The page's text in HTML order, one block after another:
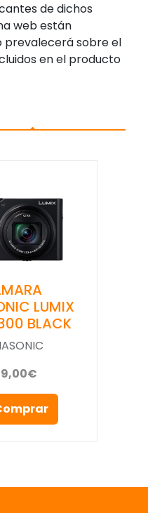
de dichos
web están
prevalecerá sobre el
en el producto
LUMIX
BLACK